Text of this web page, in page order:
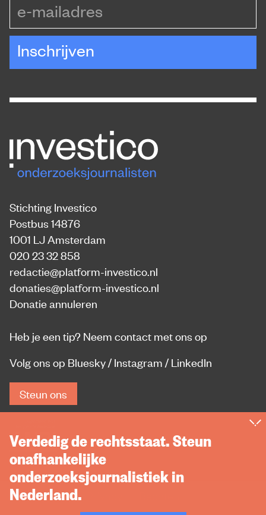
Inschrijven
Stichting Investico
Postbus 14876
1001 LJ Amsterdam
020 23 32 858
redactie@platform-investico.nl
donaties@platform-investico.nl
Donatie annuleren
Heb je een tip? Neem contact met ons op
Volg ons op Bluesky/ Instagram / LinkedIn
Steun ons
Verdedig de rechtsstaat. Steun
onafhankelijke
onderzoeksjournalistiek in
Nederland.